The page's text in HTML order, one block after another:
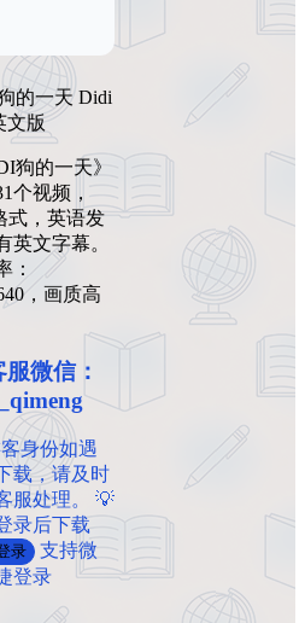
的一天 Didi
文版
狗的一天》
个视频，
式，英语发
英文字幕。
：
，画质高
微信：
身份如遇
载，请及时
服处理。 💡
录后下载
录
支持微
登录